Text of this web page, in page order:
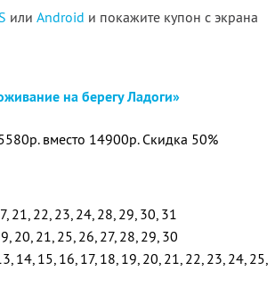
или Android и покажите купон с экрана
на берегу Ладоги»
вместо 14900р. Скидка 50%
21, 22, 23, 24, 28, 29, 30, 31
20, 21, 25, 26, 27, 28, 29, 30
14, 15, 16, 17, 18, 19, 20, 21, 22, 23, 24, 25,